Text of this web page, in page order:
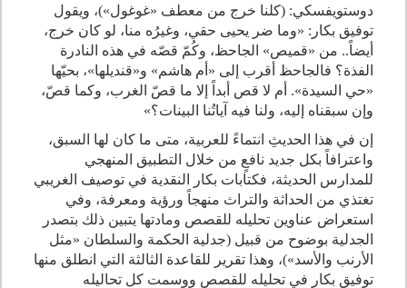
دوستويفسكي: (كلنا خرج من معطف «غوغول»)، ويقول
توفيق بكار: «وما ضر يحيى حقي، وغيرُه منا، لو كان خرج،
أيضاً.. من «قميص» الجاحظ، وكُمّ قصّه في هذه النادرة
الفذة؟ فالجاحظ أقرب إلى «أم هاشم» و«قنديلها»، بحيّها
«حي السيدة». أم لا قص أبداً إلا ما قصّ الغرب، وكما قصّ،
وإن سبقناه إليه، ولنا فيه آياتُنا البينات؟»
إن في هذا الحديثِ انتماءً للعربية، متى ما كان لها السبق،
واعترافاً بكل جديد نافعٍ من خلال التطبيق المنهجي
للمدارس الحديثة، فكتابات بكار النقدية في توصيف الغريبي
تغتذي من الحداثة والتراث منهجاً ورؤية ومعرفة، وفي
استعراض عناوين تحليله للقصص ومادتها يتبين ذلك بتصدر
الجدلية بوضوح من قبيل (جدلية الحكمة والسلطان «مثل
الأرنب والأسد»)، وهذا تقرير للقاعدة الثالثة التي انطلق منها
توفيق بكار في تحليله للقصص ووسمت كل تحاليله